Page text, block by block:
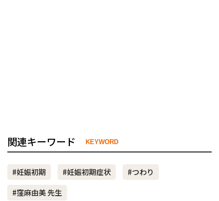
関連キーワード KEYWORD
#妊娠初期 #妊娠初期症状
#つわり
#窪麻由美 先生